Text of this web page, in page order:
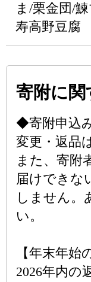
ま/栗金団/
寿高野豆腐
寄附に関
◆寄附申込
変更・返品
また、寄附
届けできな
しません。
い。
【年末年始
2026年内の